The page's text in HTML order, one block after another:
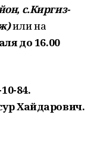
с.Киргиз-
или на
до 16.00
84.
Хайдарович.